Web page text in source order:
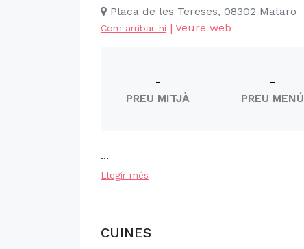
Placa de les Tereses, 08302 Mataro
Com arribar-hi | Veure web
-
PREU MITJÀ
-
PREU MENÚ
...
Llegir més
CUINES